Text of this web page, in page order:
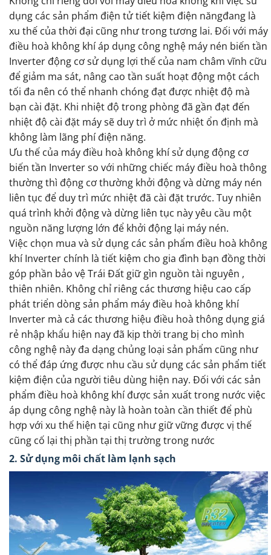
dụng các sản phẩm điện tử tiết kiệm điện năngđang là
xu thế của thời đại cũng như trong tương lai. Đối với máy
điều hoà không khí áp dụng công nghệ máy nén biến tần
Inverter động cơ sử dụng lợi thế của nam châm vĩnh cữu
để giảm ma sát, nâng cao tần suất hoạt động một cách
tối đa nên có thể nhanh chóng đạt được nhiệt độ mà
bạn cài đặt. Khi nhiệt độ trong phòng đã gần đạt đến
nhiệt độ cài đặt máy sẽ duy trì ở mức nhiệt ổn định mà
không làm lãng phí điện năng.
Ưu thế của máy điều hoà không khí sử dụng động cơ
biến tần Inverter so với những chiếc máy điều hoà thông
thường thì động cơ thường khởi động và dừng máy nén
liên tục để duy trì mức nhiệt đã cài đặt trước. Tuy nhiên
quá trình khởi động và dừng liên tục này yêu cầu một
nguồn năng lượng lớn để khởi động lại máy nén.
Việc chọn mua và sử dụng các sản phẩm điều hoà không
khí Inverter chính là tiết kiệm cho gia đình bạn đồng thời
góp phần bảo vệ Trái Đất giữ gìn nguồn tài nguyên ,
thiên nhiên. Không chỉ riêng các thương hiệu cao cấp
phát triển dòng sản phẩm máy điều hoà không khí
Inverter mà cả các thương hiệu điều hoà thông dụng giá
rẻ nhập khẩu hiện nay đã kịp thời trang bị cho mình
công nghệ này đa dạng chủng loại sản phẩm cũng như
có thể đáp ứng được nhu cầu sử dụng các sản phẩm tiết
kiệm điện của người tiêu dùng hiện nay. Đối với các sản
phẩm điều hoà không khí được sản xuất trong nước việc
áp dụng công nghệ này là hoàn toàn cần thiết để phù
hợp với xu thế hiện tại cũng như giữ vững được vị thế
cũng cố lại thị phần tại thị trường trong nước
2. Sử dụng môi chất làm lạnh sạch